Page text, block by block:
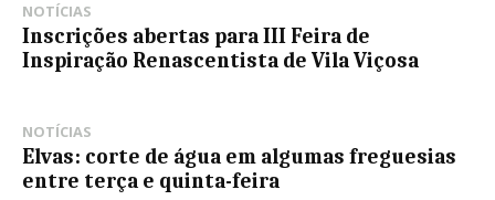
NOTÍCIAS
Inscrições abertas para III Feira de
Inspiração Renascentista de Vila Viçosa
NOTÍCIAS
Elvas: corte de água em algumas freguesias
entre terça e quinta-feira